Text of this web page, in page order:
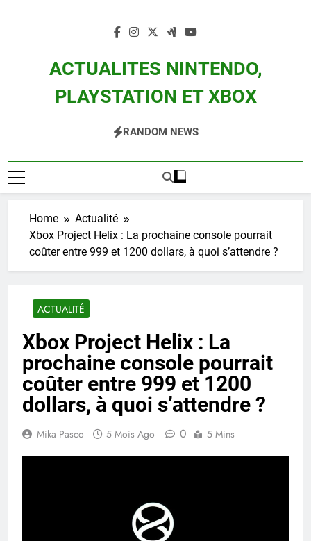
ACTUALITES NINTENDO,
PLAYSTATION ET XBOX
Zelda, Splatoon, Pokemon Entre Autres
RANDOM NEWS
Home
Actualité
Xbox Project Helix : La prochaine console pourrait
coûter entre 999 et 1200 dollars, à quoi s’attendre ?
ACTUALITÉ
Xbox Project Helix : La
prochaine console pourrait
coûter entre 999 et 1200
dollars, à quoi s’attendre ?
Mika Pasco 5 Mois Ago 0 5 Mins